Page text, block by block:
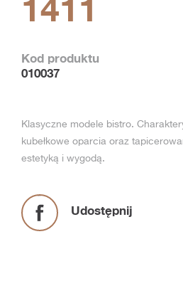
1411
Kod produktu
010037
Klasyczne modele bistro.
kubełkowe oparcia oraz
estetyką i wygodą.
Udostępnij